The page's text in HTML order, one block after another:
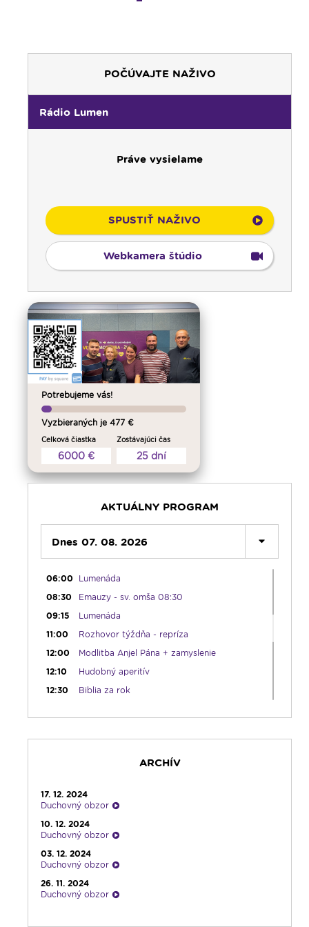
POČÚVAJTE NAŽIVO
Rádio Lumen
Práve vysielame
SPUSTIŤ NAŽIVO
Webkamera štúdio
Potrebujeme vás!
Vyzbieraných je 477 €
Celková čiastka
6000 €
Zostávajúci čas
25 dní
AKTUÁLNY PROGRAM
Dnes 07. 08. 2026
00:00
Predel do nového dňa
00:01
Vitaj doma, rodina! - repríza
01:00
Karmel - repríza
02:30
Slovo povzbudenia - repríza
03:30
Sonda do života cirkvi; Spoločenský
komentár - reprízy
04:00 Bolestný ruženec
04:25
Čítanie na pokračovanie - repríza
Deň s modlitbou
05:15
Rádio Vatikán - SK (repríza)
05:30
Choďte a hlásajte
05:45
Ranné chvály
06:00
Lumenáda
08:30
Emauzy - sv. omša 08:30
09:15
Lumenáda
11:00
Rozhovor týždňa - repríza
12:00
Modlitba Anjel Pána + zamyslenie
12:10
Hudobný aperitív
12:30
Biblia za rok
Emauzy - sv. omša 18:00
19:30
Vešpery
19:45
Rádio Vatikán - SK
20:00
Rozprávka na dobrú noc
20:10
Večera u Slováka
21:10
Spoznávame Bibliu
ARCHÍV
17. 12. 2024
Duchovný obzor
10. 12. 2024
Duchovný obzor
03. 12. 2024
Duchovný obzor
26. 11. 2024
Duchovný obzor
Duchovný obzor